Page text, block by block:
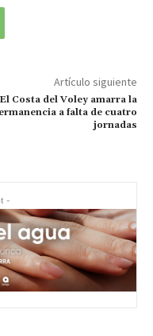
Artículo siguiente
El Costa del Voley amarra la
a falta de cuatro
jornadas
-